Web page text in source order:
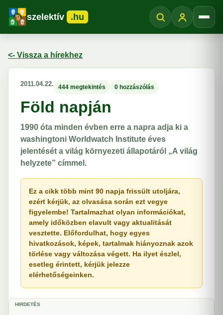
szelektív .hu
<- Vissza a hírekhez
2011.04.22. 444 megtekintés 0 hozzászólás
Föld napján
1990 óta minden évben erre a napra adja ki a
washingtoni Worldwatch Institute éves
jelentését a világ környezeti állapotáról „A világ
helyzete” címmel.
Ez a cikk több mint 90 napja frissült utoljára,
ezért kérjük, az olvasása során ezt vegye
figyelembe! Tartalmazhat olyan információkat,
amely időközben elavult vagy aktualitását
vesztette. Előfordulhat, hogy egyes
hivatkozások, képek, tartalmak hiányoznak azok
törlése vagy változása végett. Ha ilyet észlel,
esetleg érintett, kérjük jelezze
elérhetőségeinken.
HIRDETÉS